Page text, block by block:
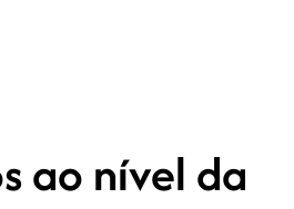
ao nível da